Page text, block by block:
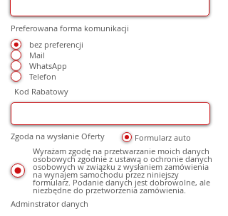
Preferowana forma komunikacji
bez preferencji
Mail
WhatsApp
Telefon
Kod Rabatowy
Formularz auto
Zgoda na wysłanie Oferty
Wyrażam zgodę na przetwarzanie moich danych
osobowych zgodnie z ustawą o ochronie danych
osobowych w związku z wysłaniem zamówienia
na wynajem samochodu przez niniejszy
formularz. Podanie danych jest dobrowolne, ale
niezbędne do przetworzenia zamówienia.
Adminstrator danych